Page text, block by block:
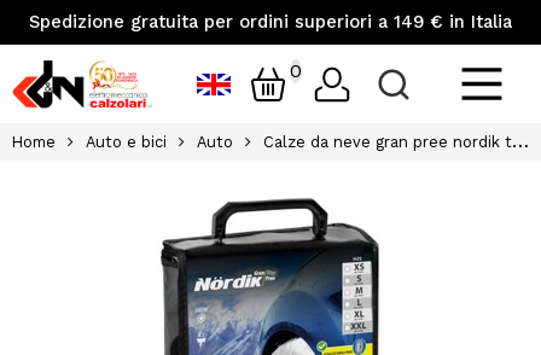
Spedizione gratuita per ordini superiori a 149 € in Italia
0
Home Auto e bici Auto Calze da neve gran pree nordik tgs 2pz lampa